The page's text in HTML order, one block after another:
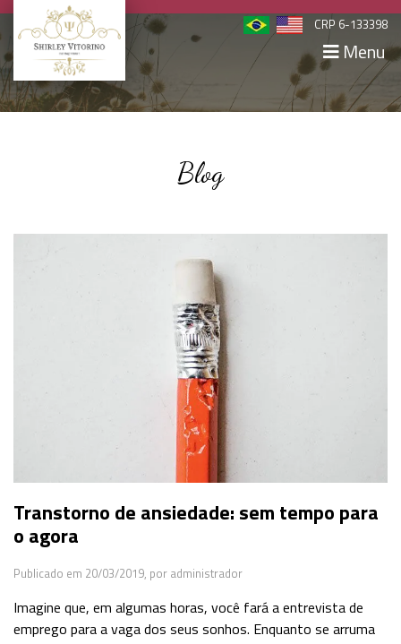
CRP 6-133398
Menu
Blog
Transtorno de ansiedade: sem tempo para
o agora
Publicado em 20/03/2019, por administrador
Imagine que, em algumas horas, você fará a entrevista de
emprego para a vaga dos seus sonhos. Enquanto se arruma